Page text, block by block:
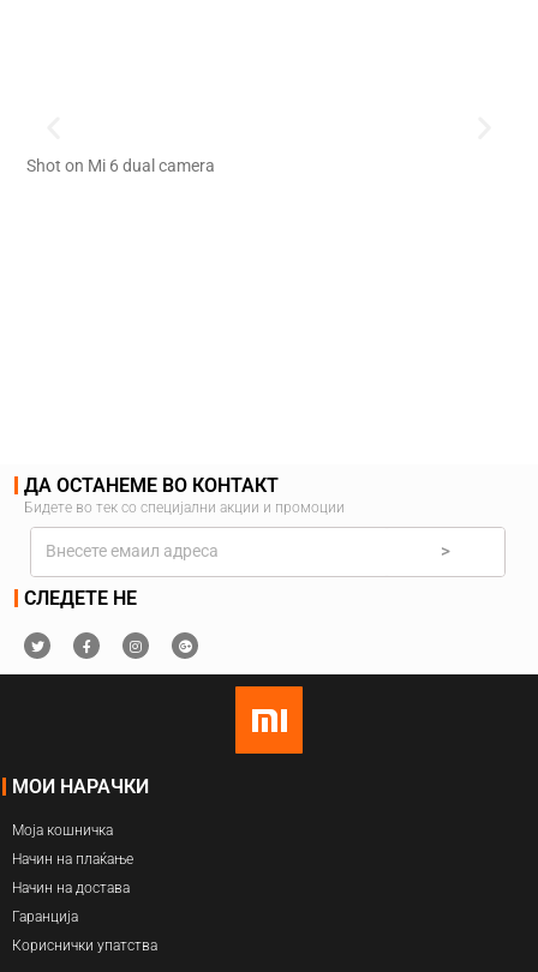
Shot on Mi 6 dual camera
ДА ОСТАНЕМЕ ВО КОНТАКТ
Бидете во тек со специјални акции и промоции
>
СЛЕДЕТЕ НЕ
МОИ НАРАЧКИ
Моја кошничка
Начин на плаќање
Начин на достава
Гаранција
Кориснички упатства